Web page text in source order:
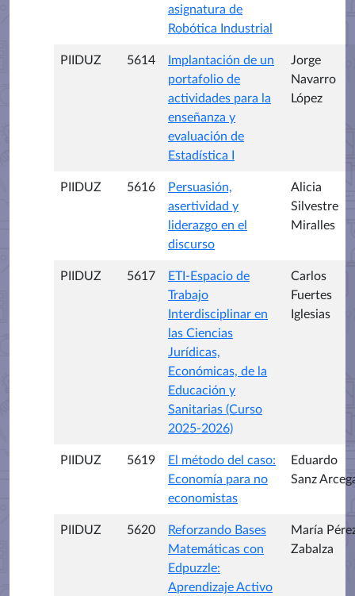
asignatura de
Robótica Industrial
PIIDUZ 5614
Implantación de un
portafolio de
actividades para la
enseñanza y
evaluación de
Estadística I
Jorge
Navarro
López
PIIDUZ 5616
Persuasión,
asertividad y
liderazgo en el
discurso
Alicia
Silvestre
Miralles
PIIDUZ 5617
ETI-Espacio de
Trabajo
Interdisciplinar en
las Ciencias
Jurídicas,
Económicas, de la
Educación y
Sanitarias (Curso
2025-2026)
Carlos
Fuertes
Iglesias
PIIDUZ 5619
El método del caso:
Economía para no
economistas
Eduardo
Sanz
PIIDUZ 5620
Reforzando Bases
Matemáticas con
Edpuzzle:
Aprendizaje Activo
María
Zabalza